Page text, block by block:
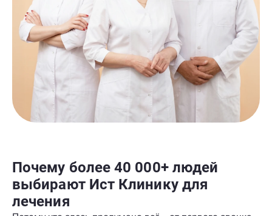
Почему более 40 000+ людей
выбирают Ист Клинику для
лечения